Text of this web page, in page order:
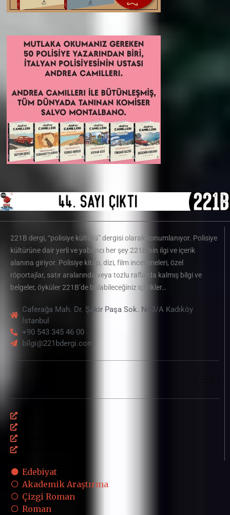
221B dergi, “polisiye kültürü” dergisi olarak konumlanıyor. Polisiye
kültürüne dair yerli ve yabancı her şey 221B’nin ilgi ve içerik
alanına giriyor. Polisiye kitap, dizi, film incelemeleri, özel
röportajlar, satır aralarında veya tozlu raflarda kalmış bilgi ve
belgeler, öyküler 221B’de bulabileceğiniz içerikler…
Caferağa Mah. Dr. Şakir Paşa Sok. No3/A Kadıköy
İstanbul
+90 543 345 46 00
bilgi@221bdergi.com
Edebiyat
Akademik Araştırma
Çizgi Roman
Roman